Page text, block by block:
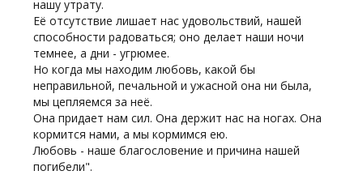
нашу утрату.
Её отсутствие лишает нас удовольствий, нашей
способности радоваться; оно делает наши ночи
темнее, а дни - угрюмее.
Но когда мы находим любовь, какой бы
неправильной, печальной и ужасной она ни была,
мы цепляемся за неё.
Она придает нам сил. Она держит нас на ногах. Она
кормится нами, а мы кормимся ею.
Любовь - наше благословение и причина нашей
погибели".